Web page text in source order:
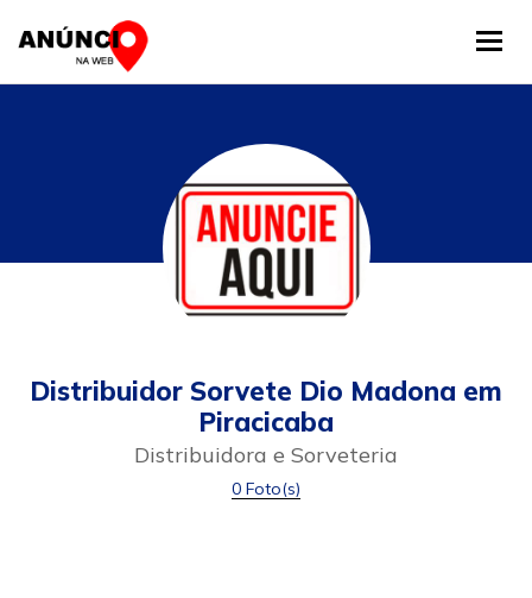
Distribuidor Sorvete Dio Madona em
Piracicaba
Distribuidora e Sorveteria
0 Foto(s)